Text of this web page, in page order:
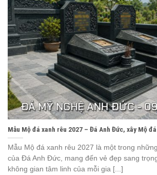
Mẫu Mộ đá xanh rêu 2027 – Đá Anh Đức, xây Mộ
Mẫu Mộ đá xanh rêu 2027 là một trong
của Đá Anh Đức, mang đến vẻ đẹp sang
không gian tâm linh của mỗi gia [...]